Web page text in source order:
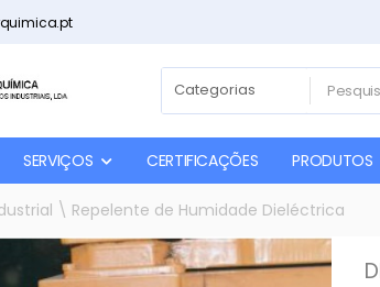
SERVIÇOS CERTIFICAÇÕES PRODUTOS
\ Repelente de Humidade Dieléctrica